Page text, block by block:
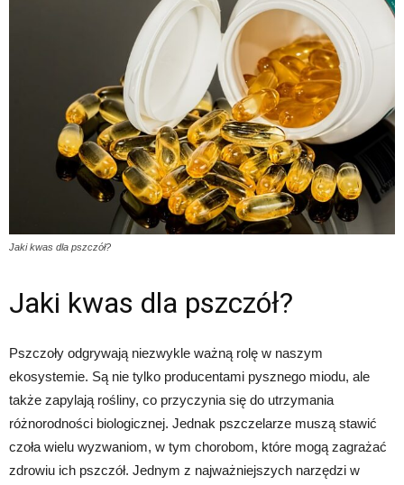
Jaki kwas dla pszczół?
Jaki kwas dla pszczół?
Pszczoły odgrywają niezwykle ważną rolę w naszym
ekosystemie. Są nie tylko producentami pysznego miodu, ale
także zapylają rośliny, co przyczynia się do utrzymania
różnorodności biologicznej. Jednak pszczelarze muszą stawić
czoła wielu wyzwaniom, w tym chorobom, które mogą zagrażać
zdrowiu ich pszczół. Jednym z najważniejszych narzędzi w